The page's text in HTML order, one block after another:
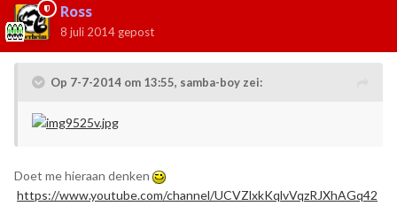
Ross
8 juli 2014 gepost
Op 7-7-2014 om 13:55, samba-boy zei:
Doet me hieraan denken
https://www.youtube.com/channel/UCVZlxkKqlvVqzRJXhAGq42